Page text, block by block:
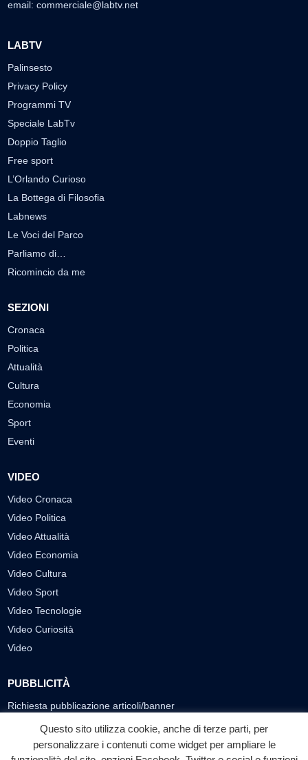
email: commerciale@labtv.net
LABTV
Palinsesto
Privacy Policy
Programmi TV
Speciale LabTv
Doppio Taglio
Free sport
L’Orlando Curioso
La Bottega di Filosofia
Labnews
Le Voci del Parco
Parliamo di…
Ricomincio da me
SEZIONI
Cronaca
Politica
Attualità
Cultura
Economia
Sport
Eventi
VIDEO
Video Cronaca
Video Politica
Video Attualità
Video Economia
Video Cultura
Video Sport
Video Tecnologie
Video Curiosità
Video
PUBBLICITÀ
Richiesta pubblicazione articoli/banner
SEGUICI SUI SOCIAL
Questo sito utilizza cookie, anche di terze parti, per
personalizzare i contenuti come widget per ampliare le